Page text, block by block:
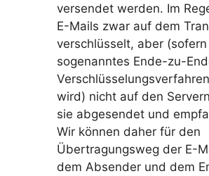
versendet werden. Im
E-Mails zwar auf dem
verschlüsselt, aber (sofern
sogenanntes Ende-zu-
wird) nicht auf den
sie abgesendet und
Wir können daher für den
Übertragungsweg der E-
dem Absender und dem